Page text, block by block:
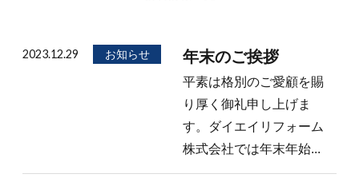
2023.12.29 お知らせ 年末のご挨拶
平素は格別のご愛顧を賜
り厚く御礼申し上げま
す。ダイエイリフォーム
株式会社では年末年始...